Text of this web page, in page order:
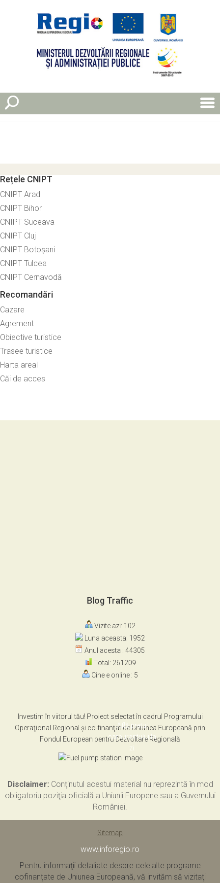
Rețele CNIPT
CNIPT Arad
CNIPT Bihor
CNIPT Suceava
CNIPT Cluj
CNIPT Botoșani
CNIPT Tulcea
CNIPT Cernavodă
Recomandări
Cazare
Agrement
Obiective turistice
Trasee turistice
Harta areal
Căi de acces
Blog Traffic
Vizite azi: 102
Luna aceasta: 1952
Anul acesta : 44305
Total: 261209
Cine e online : 5
Investim în viitorul tău! Proiect selectat în cadrul Programului
Operaţional Regional şi co-finanţat de Uniunea Europeană prin
Fondul European pentru Dezvoltare Regională
Află pretul
carburantului la
zi.
Disclaimer: Conţinutul acestui material nu reprezintă în mod
obligatoriu poziţia oficială a Uniunii Europene sau a Guvernului
României.
Sitemap
www.inforegio.ro
Pentru informaţii detaliate despre celelalte programe
cofinanţate de Uniunea Europeană, vă invităm să vizitaţi